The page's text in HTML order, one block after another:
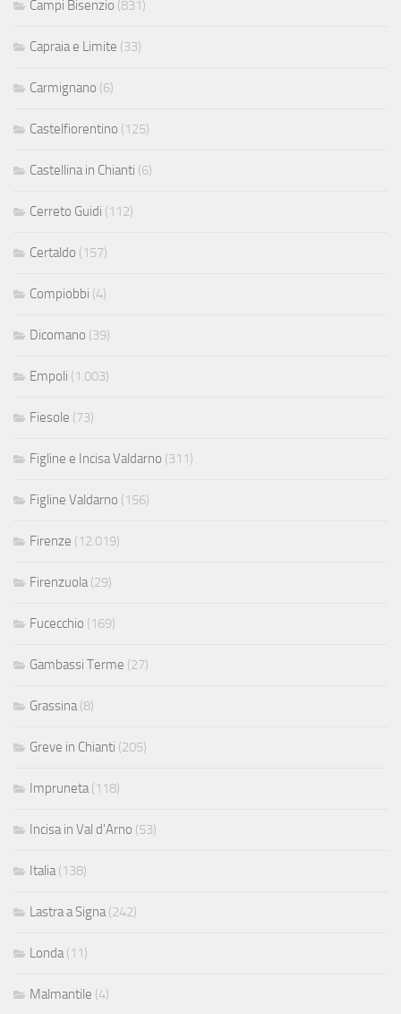
Campi Bisenzio (831)
Capraia e Limite (33)
Carmignano (6)
Castelfiorentino (125)
Castellina in Chianti (6)
Cerreto Guidi (112)
Certaldo (157)
Compiobbi (4)
Dicomano (39)
Empoli (1.003)
Fiesole (73)
Figline e Incisa Valdarno (311)
Figline Valdarno (156)
Firenze (12.019)
Firenzuola(29)
Fucecchio (169)
Gambassi Terme (27)
Grassina(8)
Greve in Chianti (205)
Impruneta(118)
Incisa in Val d'Arno (53)
Italia(138)
Lastra a Signa(242)
Londa(11)
Malmantile (4)